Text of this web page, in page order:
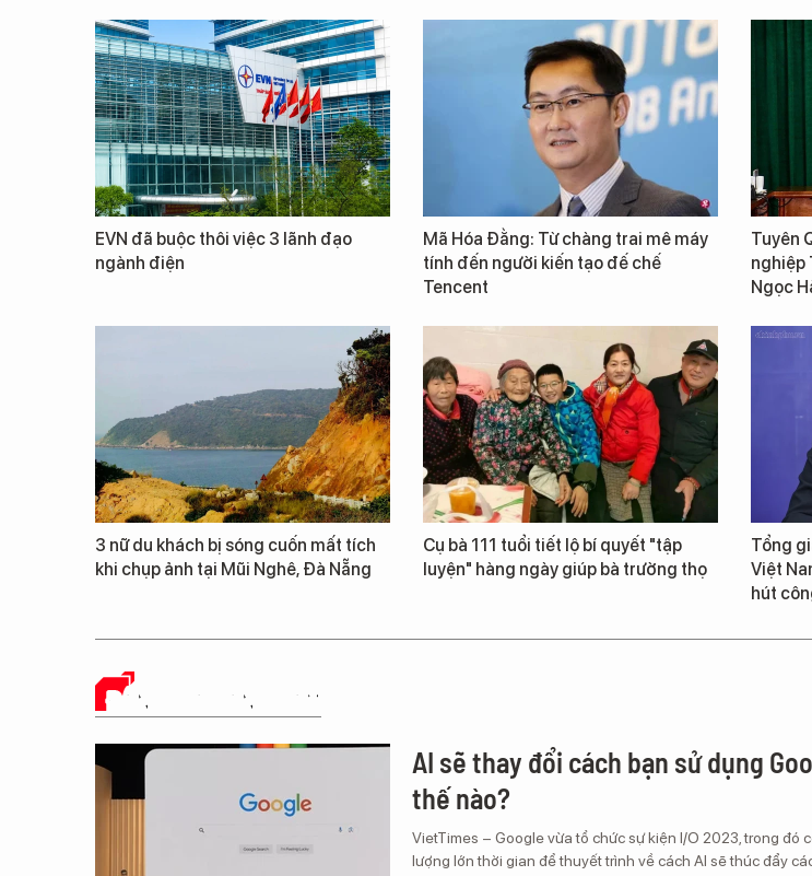
EVN đã buộc thôi việc 3 lãnh đạo
ngành điện
Mã Hóa Đằng: Từ chàng trai mê máy
tính đến người kiến tạo đế chế
Tencent
Tuyên
nghiệp
Ngọc
3 nữ du khách bị sóng cuốn mất tích
khi chụp ảnh tại Mũi Nghê, Đà Nẵng
Cụ bà 111 tuổi tiết lộ bí quyết "tập
luyện" hàng ngày giúp bà trường thọ
Tổng
Việt
hút
ĐÁNH GIÁ SẢN PHẨM
AI sẽ thay đổi cách bạn sử dụng
thế nào?
VietTimes – Google vừa tổ chức sự kiện I/O 2023, trong đó
lượng lớn thời gian để thuyết trình về cách AI sẽ thúc đẩy